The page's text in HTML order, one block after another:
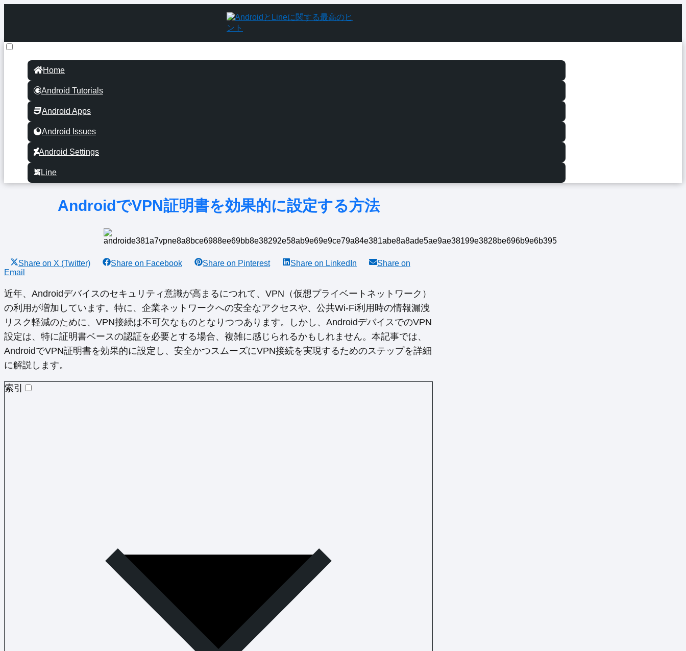
Home
Android Tutorials
Android Apps
Android Issues
Android Settings
Line
AndroidでVPN証明書を効果的に設定する方法
Share on X (Twitter) Share on Facebook Share on Pinterest Share on LinkedIn
Share on
Email
近年、Androidデバイスのセキュリティ意識が高まるにつれて、VPN（仮想プライベートネットワーク）
の利用が増加しています。特に、企業ネットワークへの安全なアクセスや、公共Wi-Fi利用時の情報漏洩
リスク軽減のために、VPN接続は不可欠なものとなりつつあります。しかし、AndroidデバイスでのVPN
設定は、特に証明書ベースの認証を必要とする場合、複雑に感じられるかもしれません。本記事では、
AndroidでVPN証明書を効果的に設定し、安全かつスムーズにVPN接続を実現するためのステップを詳細
に解説します。
索引